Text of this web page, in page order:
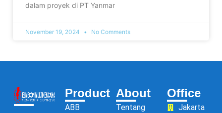
dalam proyek di PT Yanmar
November 19, 2024 No Comments
Product
ABB
About
Tentang
Office
Jakarta